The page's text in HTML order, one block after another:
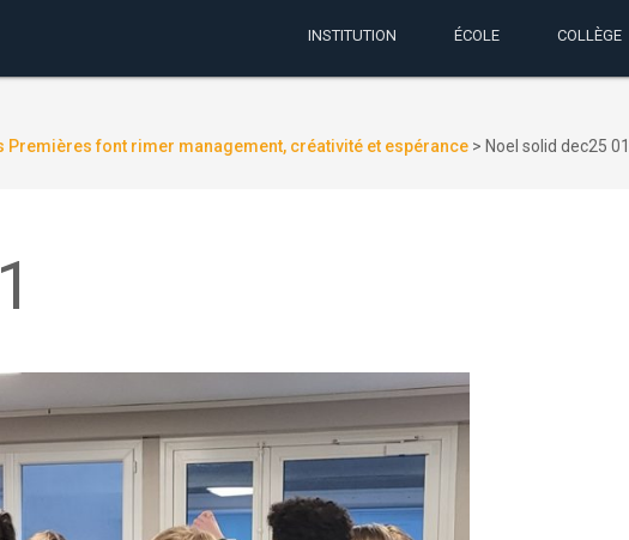
INSTITUTION ÉCOLE COLLÈGE
Premières font rimer management, créativité et espérance > Noel solid dec25 01